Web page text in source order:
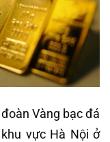
Vàng bạc đá
vực Hà Nội ở